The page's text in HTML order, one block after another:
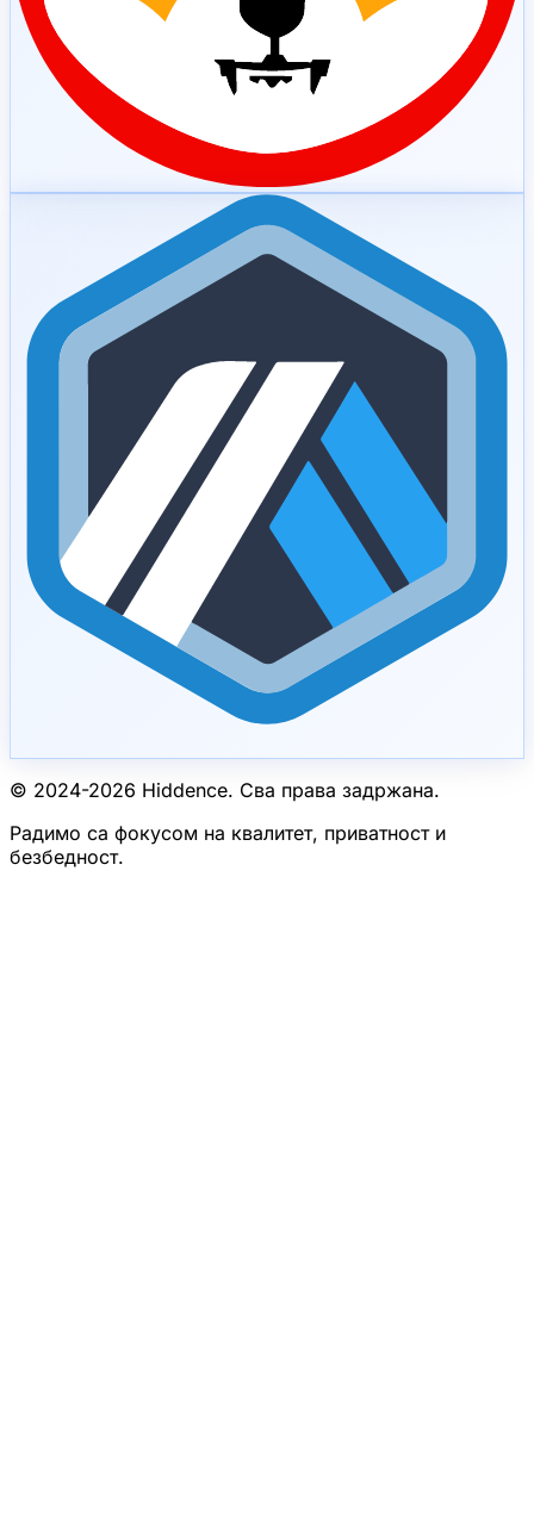
© 2024-2026 Hiddence. Сва права задржана.
Радимо са фокусом на квалитет, приватност и
безбедност.